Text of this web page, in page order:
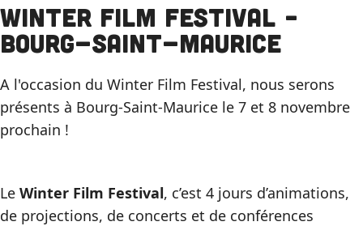
Winter Film Festival –
Bourg-Saint-Maurice
A l'occasion du Winter Film Festival, nous serons
présents à Bourg-Saint-Maurice le 7 et 8 novembre
prochain !
Le Winter Film Festival, c’est 4 jours d’animations,
de projections, de concerts et de conférences